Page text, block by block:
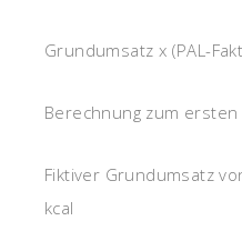
Grundumsatz x (PAL-
Berechnung zum ersten
Fiktiver Grundumsatz
kcal